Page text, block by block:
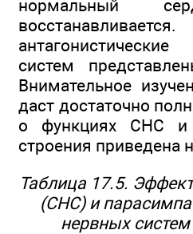
нормальный
систем
Внимательное
даст достаточно
о функциях СНС
строения приведена
Таблица 17.5.
(СНС) и
нервных